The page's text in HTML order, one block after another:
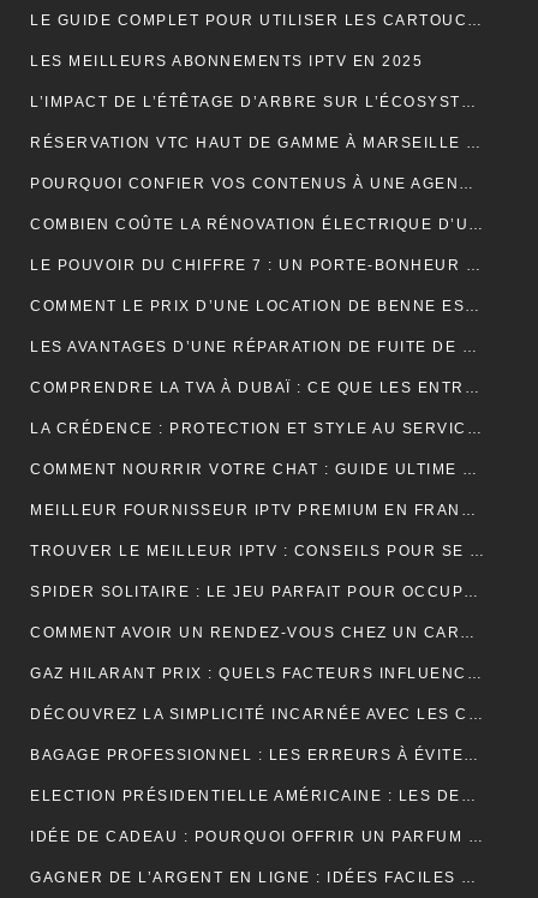
LE GUIDE COMPLET POUR UTILISER LES CARTOUCHES DE CRÈME AU PROTOXYDE D’AZOTE DE MANIÈRE SÛRE ET CRÉATIVE DANS LA CUISINE
LES MEILLEURS ABONNEMENTS IPTV EN 2025
L’IMPACT DE L’ÉTÊTAGE D’ARBRE SUR L’ÉCOSYSTÈME
RÉSERVATION VTC HAUT DE GAMME À MARSEILLE : LUXE ET CONFORT
POURQUOI CONFIER VOS CONTENUS À UNE AGENCE DE RÉDACTION ? LA CLÉ DU SUCCÈS EN LIGNE
COMBIEN COÛTE LA RÉNOVATION ÉLECTRIQUE D’UNE MAISON OU D’UN APPARTEMENT ?
LE POUVOIR DU CHIFFRE 7 : UN PORTE-BONHEUR MYSTIQUE
COMMENT LE PRIX D’UNE LOCATION DE BENNE EST-IL CALCULÉ ?
LES AVANTAGES D’UNE RÉPARATION DE FUITE DE TOITURE EN URGENCE
COMPRENDRE LA TVA À DUBAÏ : CE QUE LES ENTREPRISES DOIVENT SAVOIR
LA CRÉDENCE : PROTECTION ET STYLE AU SERVICE DE VOTRE INTÉRIEUR
COMMENT NOURRIR VOTRE CHAT : GUIDE ULTIME SUR LA NUTRITION ADAPTÉE ET OPTIMALE
MEILLEUR FOURNISSEUR IPTV PREMIUM EN FRANCE : UNE EXPÉRIENCE TÉLÉVISUELLE SUR MESURE
TROUVER LE MEILLEUR IPTV : CONSEILS POUR SE RETROUVER PLUS FACILEMENT
SPIDER SOLITAIRE : LE JEU PARFAIT POUR OCCUPER VOTRE TEMPS LIBRE ET STIMULER VOTRE CERVEAU !
COMMENT AVOIR UN RENDEZ-VOUS CHEZ UN CARDIOLOGUE À FÈS ?
GAZ HILARANT PRIX : QUELS FACTEURS INFLUENCENT SON COÛT ET OÙ LE TROUVER AU MEILLEUR TARIF ?
DÉCOUVREZ LA SIMPLICITÉ INCARNÉE AVEC LES CRÉDENCES DE CUISINE EFFET MARBRE
BAGAGE PROFESSIONNEL : LES ERREURS À ÉVITER POUR UN LOOK RAFFINÉ
ELECTION PRÉSIDENTIELLE AMÉRICAINE : LES DEUX CAMPS SONT RELIÉS PAR LEURS CRAINTES
IDÉE DE CADEAU : POURQUOI OFFRIR UN PARFUM POUR UN ANNIVERSAIRE ?
GAGNER DE L’ARGENT EN LIGNE : IDÉES FACILES ET ACCESSIBLES POUR DÉBUTANTS